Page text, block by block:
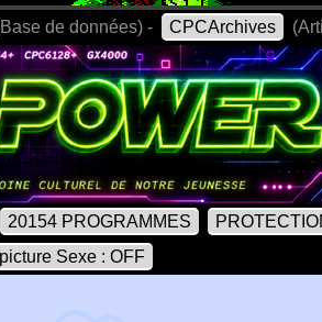
de données) - CPCArchives
20154 PROGRAMMES
Sexe : OFF